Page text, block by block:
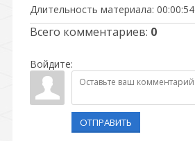
Длительность материала: 00:00:54
Всего комментариев: 0
Войдите:
ОТПРАВИТЬ